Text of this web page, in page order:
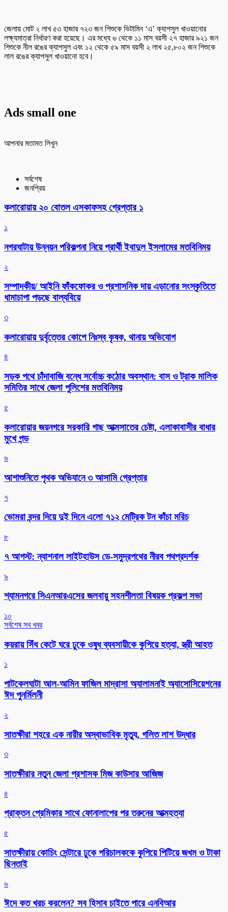
জেলায় মোট ২ লাখ ৫৩ হাজার ৭২৩ জন শিশুকে ভিটামিন ‘এ’ ক্যাপসুল খাওয়ানোর
লক্ষ্যমাত্রা নির্ধারণ করা হয়েছে। এর মধ্যে ৬ থেকে ১১ মাস বয়সী ২৭ হাজার ৯২১ জন
শিশুকে নীল রঙের ক্যাপসুল এবং ১২ থেকে ৫৯ মাস বয়সী ২ লাখ ২৫,৮০২ জন শিশুকে
লাল রঙের ক্যাপসুল খাওয়ানো হবে।
Ads small one
আপনার মতামত লিখুন
সর্বশেষ
জনপ্রিয়
কলারোয়ায় ২০ বোতল এসকাফসহ গ্রেপ্তার ১
১
নগরঘাটায় উন্নয়ন পরিকল্পনা নিয়ে প্রার্থী ইবাদুল ইসলামের মতবিনিময়
২
সম্পাদকীয়/ আইনি ফাঁকফোকর ও প্রশাসনিক দায় এড়ানোর সংস্কৃতিতে
ধামাচাপা পড়ছে বাল্যবিয়ে
৩
কলারোয়ায় দুর্বৃত্তের কোপে নিঃস্ব কৃষক, থানায় অভিযোগ
৪
সড়ক পথে চাঁদাবাজি বন্ধে সর্বোচ্চ কঠোর অবস্থান: বাস ও ট্রাক মালিক
সমিতির সাথে জেলা পুলিশের মতবিনিময়
৫
কলারোয়ার জয়নগরে সরকারি গাছ আত্মসাতের চেষ্টা, এলাকাবাসীর বাধার
মুখে পন্ড
৬
আশাশুনিতে পৃথক অভিযানে ৩ আসামি গ্রেপ্তার
৭
ভোমরা বন্দর দিয়ে দুই দিনে এলো ৭১২ মেট্রিক টন কাঁচা মরিচ
৮
৭ আগস্ট: ন্যাশনাল লাইটহাউস ডে-সমুদ্রপথের নীরব পথপ্রদর্শক
৯
শ্যামনগরে সিএনআরএসের জলবায়ু সহনশীলতা বিষয়ক প্রকল্প সভা
১০
সর্বশেষ সব খবর
কয়রায় সিঁধ কেটে ঘরে ঢুকে ওষুধ ব্যবসায়ীকে কুপিয়ে হত্যা, স্ত্রী আহত
১
পাটকেলঘাটা আল-আমিন ফাজিল মাদ্রাসা অ্যালামনাই অ্যাসোসিয়েশনের
ঈদ পুনর্মিলনী
২
সাতক্ষীরা শহরে এক নারীর অস্বাভাবিক মৃত্যু, গলিত লাশ উদ্ধার
৩
সাতক্ষীরার নতুন জেলা প্রশাসক মিজ কাউসার আজিজ
৪
প্রাক্তন প্রেমিকার সাথে ফোনালাপের পর তরুনের আত্মহত্যা
৫
সাতক্ষীরায় কোচিং সেন্টারে ঢুকে পরিচালককে কুপিয়ে পিটিয়ে জখম ও টাকা
ছিনতাই
৬
ঈদে কত খরচ করলেন? সব হিসাব চাইতে পারে এনবিআর